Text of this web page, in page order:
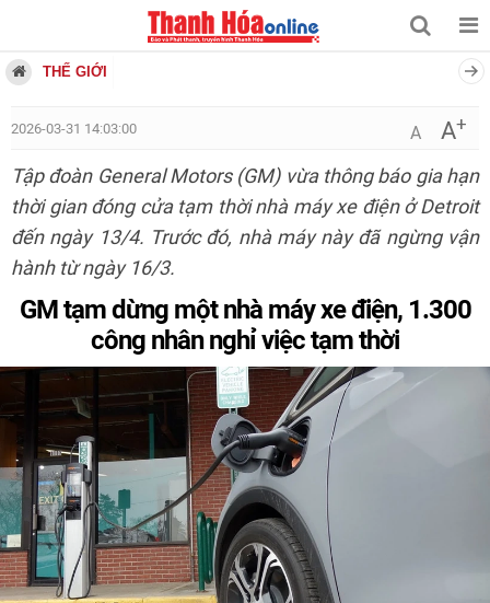
THẾ GIỚI
2026-03-31 14:03:00 A A+
Tập đoàn General Motors (GM) vừa thông báo gia hạn
thời gian đóng cửa tạm thời nhà máy xe điện ở Detroit
đến ngày 13/4. Trước đó, nhà máy này đã ngừng vận
hành từ ngày 16/3.
GM tạm dừng một nhà máy xe điện, 1.300
công nhân nghỉ việc tạm thời